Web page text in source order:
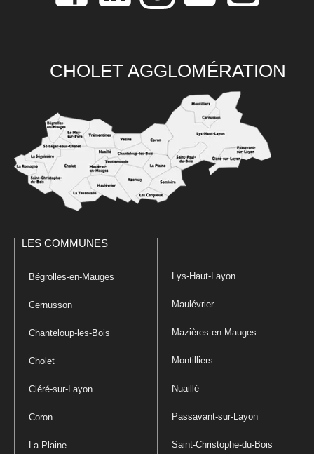
CHOLET AGGLOMÉRATION
LES COMMUNES
Bégrolles-en-Mauges
Cernusson
Chanteloup-les-Bois
Cholet
Cléré-sur-Layon
Coron
La Plaine
Lys-Haut-Layon
Maulévrier
Mazières-en-Mauges
Montilliers
Nuaillé
Passavant-sur-Layon
Saint-Christophe-du-Bois